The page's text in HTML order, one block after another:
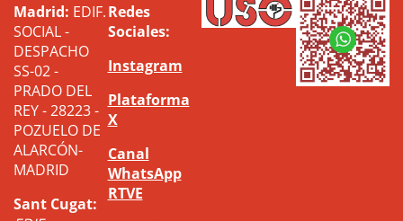
Madrid: EDIF.
SOCIAL -
DESPACHO
SS-02 -
PRADO DEL
REY - 28223 -
POZUELO DE
ALARCÓN-
MADRID
Sant Cugat:
Redes
Sociales:
Instagram
Plataforma
X
Canal
WhatsApp
RTVE